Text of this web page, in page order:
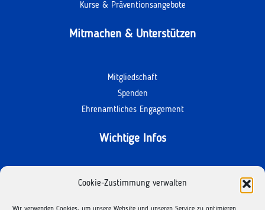
Cookie-Zustimmung verwalten
Kurse & Präventionsangebote
Mitmachen & Unterstützen
Mitgliedschaft
Spenden
Ehrenamtliches Engagement
Wichtige Infos
Kontakt